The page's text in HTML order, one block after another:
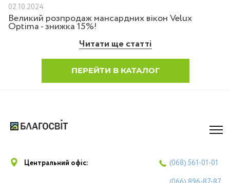
02.10.2024
Великий розпродаж мансардних вікон Velux
Optima - знижка 15%!
Читати ще статті
ПЕРЕЙТИ В КАТАЛОГ
Центральний офіс: (068) 561-01-01